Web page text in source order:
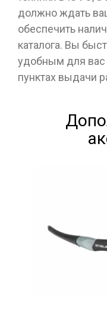
должно ждать
обеспечить
каталога. Вы
удобным для
пунктах выдачи